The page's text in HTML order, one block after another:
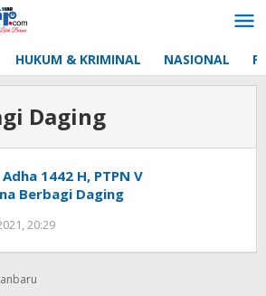
HUKUM & KRIMINAL NASIONAL
Daging
1442 H, PTPN V
Berbagi Daging
20:29